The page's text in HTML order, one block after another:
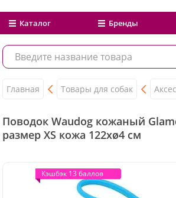
Каталог Бренды
Главная Товары для собак
Поводок Waudog кожаный
размер XS кожа 122хø4 см
Кэшбэк 13 баллов
Кэшбэк 13 баллов